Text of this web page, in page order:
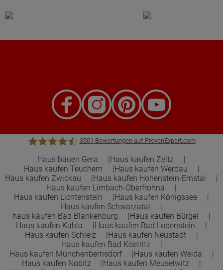
Town &Country Haus Lizenzgeber GmbH
3501 Bewertungen auf ProvenExpert.com
Haus bauen Gera
Haus kaufen Zeitz
Haus kaufen Teuchern
Haus kaufen Werdau
Haus kaufen Zwickau
Haus kaufen Hohenstein-Ernstal
Haus kaufen Limbach-Oberfrohna
Haus kaufen Lichtenstein
Haus kaufen Königssee
Haus kaufen Schwarzatal
haus kaufen Bad Blankenburg
Haus kaufen Bürgel
Haus kaufen Kahla
Haus kaufen Bad Lobenstein
Haus kaufen Schleiz
Haus kaufen Neustadt
Haus kaufen Bad Köstritz
Haus kaufen Münchenbernsdorf
Haus kaufen Weida
Haus kaufen Nobitz
Haus kaufen Meuselwitz